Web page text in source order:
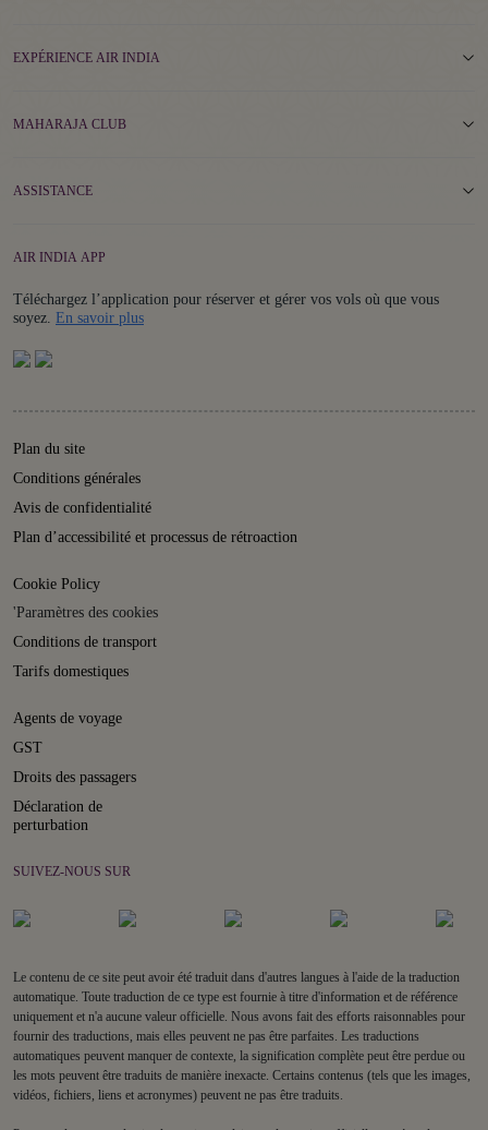
EXPÉRIENCE AIR INDIA
MAHARAJA CLUB
ASSISTANCE
AIR INDIA APP
Téléchargez l’application pour réserver et gérer vos vols où que vous
soyez. En savoir plusDetails
Plan du site
Conditions générales
Avis de confidentialité
Plan d’accessibilité et processus de rétroaction
Cookie Policy
'Paramètres des cookies
Conditions de transport
Tarifs domestiques
Agents de voyage
GST
Droits des passagers
Déclaration de
perturbation
SUIVEZ-NOUS SUR
Le contenu de ce site peut avoir été traduit dans d'autres langues à l'aide de la traduction
automatique. Toute traduction de ce type est fournie à titre d'information et de référence
uniquement et n'a aucune valeur officielle. Nous avons fait des efforts raisonnables pour
fournir des traductions, mais elles peuvent ne pas être parfaites. Les traductions
automatiques peuvent manquer de contexte, la signification complète peut être perdue ou
les mots peuvent être traduits de manière inexacte. Certains contenus (tels que les images,
vidéos, fichiers, liens et acronymes) peuvent ne pas être traduits.